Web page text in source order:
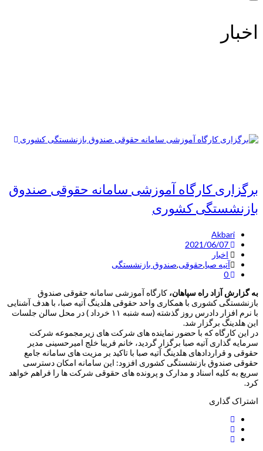
اخبار
برگزاری کارگاه آموزشی سامانه حقوقی صندوق
بازنشستگی کشوری
Akbari
اخبار
آتیه صبا,حقوقی,صندوق بازنشستگی
به گزارش آزاد راه سپاهان، کارگاه آموزشی سامانه حقوقی صندوق
بازنشستگی کشوری با همکاری واحد حقوقی هلدینگ آتیه صبا، با هدف آشنایی
با نرم افزار دادرس روز گذشته (سه شنبه ۱۱ خرداد ) در محل سالن جلسات
این هلدینگ برگزار شد.
در این کارگاه که با حضور نماینده های شرکت های زیرمجموعه شرکت
سرمایه گذاری آتیه صبا برگزار گردید، خانم فریبا خلج امیرحسینی مدیر
حقوقی و قراردادهای هلدینگ آتیه صبا با تاکید بر مزیت های سامانه جامع
حقوقی صندوق بازنشستگی کشوری افزود: این سامانه امکان دسترسی
سریع به کلیه اسناد و مدارک و پرونده های حقوقی شرکت ها را فراهم خواهد
کرد.
اشتراک گذاری